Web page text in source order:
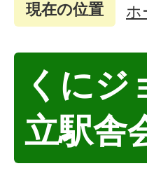
現在の位置 ホ
くにジ
立駅舎